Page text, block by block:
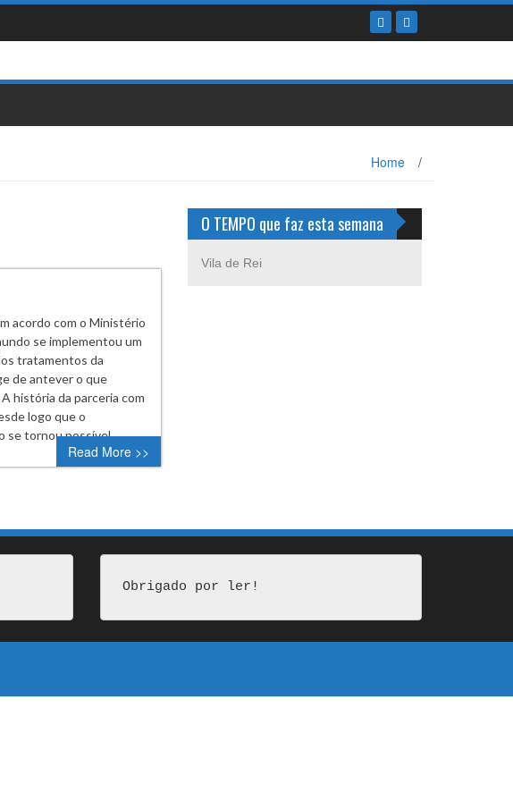
Home /
acordo com o Ministério
se implementou um
tratamentos da
de antever o que
história da parceria com
logo que o
se tornou possível…
Read More >>
O TEMPO que faz esta semana
Vila de Rei
Obrigado por ler!